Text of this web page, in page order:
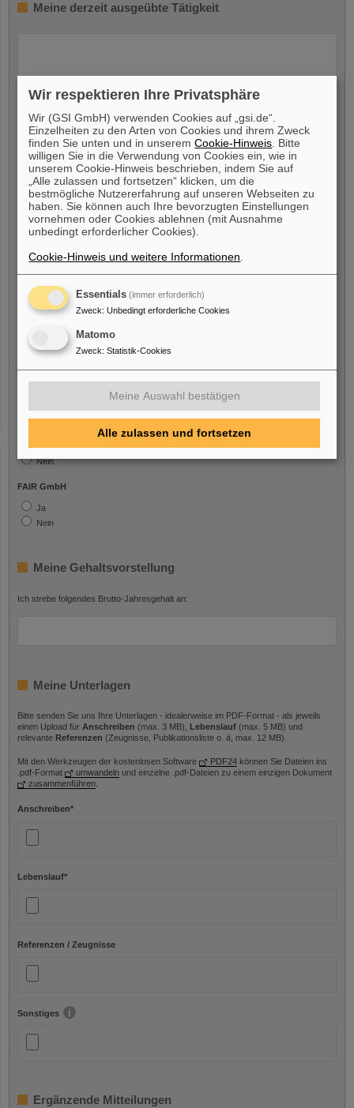
Meine derzeit ausgeübte Tätigkeit
Meine Verfügbarkeit
Ich bin verfügbar ab *
Freiwillige Angabe
Ich bin eine Person mit Behinderung
Nein
Ich bin/war beschäftigt bei
Ja
Nein
FAIR GmbH
Ja
Nein
Meine Gehaltsvorstellung
Ich strebe folgendes Brutto-Jahresgehalt an:
Meine Unterlagen
Bitte senden Sie uns Ihre Unterlagen - idealerweise im PDF-Format - als jeweils
einen Upload für Anschreiben (max. 3 MB), Lebenslauf (max. 5 MB) und
relevante Referenzen (Zeugnisse, Publikationsliste o. ä, max. 12 MB).
Mit den Werkzeugen der kostenlosen Software PDF24 können Sie Dateien ins
.pdf-Format
umwandeln und einzelne .pdf-Dateien zu einem einzigen Dokument
zusammenführen
Anschreiben*
Lebenslauf*
Referenzen / Zeugnisse
Sonstiges
Ergänzende Mitteilungen
Wir respektieren Ihre Privatsphäre
Wir (GSI GmbH) verwenden Cookies auf „gsi.de“.
Einzelheiten zu den Arten von Cookies und ihrem Zweck
finden Sie unten und in unseremCookie-Hinweis . Bitte
willigen Sie in die Verwendung von Cookies ein, wie in
unserem Cookie-Hinweis beschrieben, indem Sie auf
„Alle zulassen und fortsetzen“ klicken, um die
bestmögliche Nutzererfahrung auf unseren Webseiten zu
haben. Sie können auch Ihre bevorzugten Einstellungen
vornehmen oder Cookies ablehnen (mit Ausnahme
unbedingt erforderlicher Cookies).
Cookie-Hinweis und weitere Informationen
Essentials (immer erforderlich)
Zweck: Unbedingt erforderliche Cookies
Matomo
Zweck: Statistik-Cookies
Meine Auswahl bestätigen
Alle zulassen und fortsetzen